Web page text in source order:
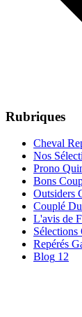
Rubriques
Cheval
Nos
Prono
Bons
Outsiders
Couplé
L'avis de
Sélections
Repérés
Blog 12